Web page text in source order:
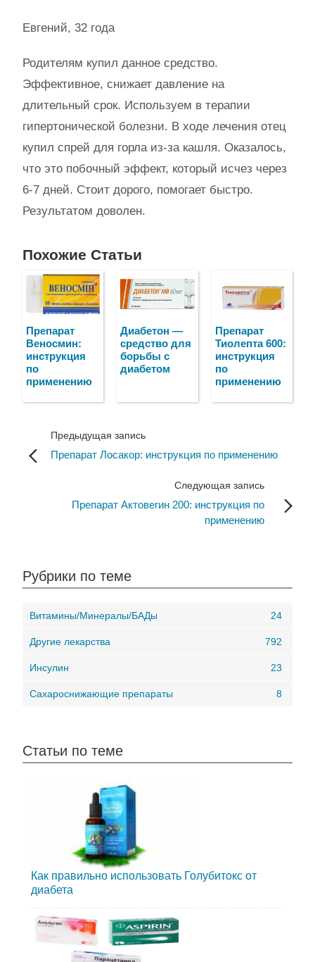
Евгений, 32 года
Родителям купил данное средство.
Эффективное, снижает давление на
длительный срок. Используем в терапии
гипертонической болезни. В ходе лечения отец
купил спрей для горла из-за кашля. Оказалось,
что это побочный эффект, который исчез через
6-7 дней. Стоит дорого, помогает быстро.
Результатом доволен.
Похожие Статьи
Препарат
Веносмин:
инструкция
по
применению
Диабетон —
средство для
борьбы с
диабетом
Препарат
Тиолепта 600:
инструкция
по
применению
Предыдущая запись
Препарат Лосакор: инструкция по применению
Следующая запись
Препарат Актовегин 200: инструкция по
применению
Рубрики по теме
Витамины/Минералы/БАДы 24
Другие лекарства 792
Инсулин 23
Сахароснижающие препараты 8
Статьи по теме
Как правильно использовать Голубитокс от
диабета